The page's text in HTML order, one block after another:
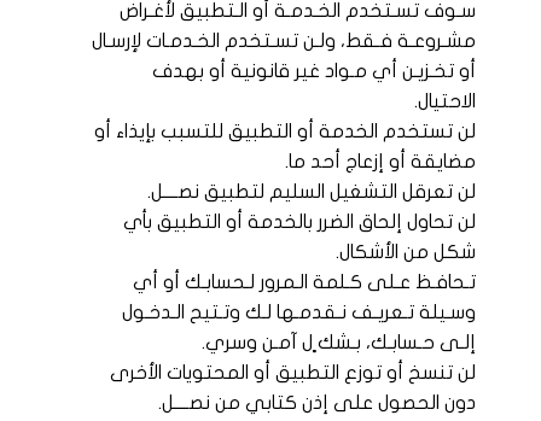
سـوف تسـتخدم الخـدمـة أو الـتطبيق لأغـراض
مشـروعـة فـقط، ولـن تسـتخدم الخـدمـات لإرسـال
أو تخـزيـن أي مـواد غير قانونية أو بهدف
الاحتيال.
لن تستخدم الخدمة أو التطبيق للتسبب بإيذاء أو
مضايقة أو إزعاج أحد ما.
لن تعرقل التشغيل السليم لتطبيق نصــــل.
لن تحاول إلحاق الضرر بالخدمة أو التطبيق بأي
شكل من الأشكال.
تـحافـظ عـلى كـلمة الـمرور لـحسابـك أو أي
وسـيلة تـعريـف نـقدمـها لـك وتـتيح الـدخـول
إلـى حـسابـك، بـشك ٍل آمـن وسري.
لن تنسخ أو توزع التطبيق أو المحتويات الأخرى
دون الحصول على إذن كتابي من نصــــل.